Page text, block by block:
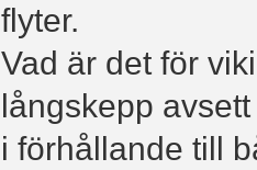
flyter.
Vad är det för
långskepp
i förhållande till